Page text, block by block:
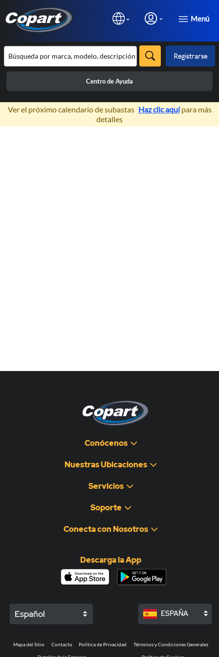
Menú
Registrarse
Centro de Ayuda
×
Ver el próximo calendario de subastas Haz clic aquípara más
detalles
Conócenos
Nuestras Ubicaciones
Servicios
Soporte
Conecta con Nosotros
Descarga la App
Español ESPAÑA
Mapa del Sitio Contacto Política de Privacidad Términos y Condiciones Generales